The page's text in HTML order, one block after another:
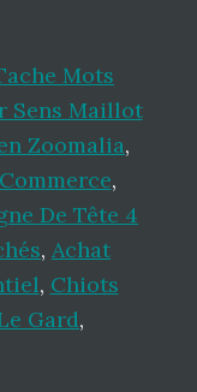
Mots
Sens Maillot
Zoomalia,
,
De Tête 4
, Achat
, Chiots
Gard,